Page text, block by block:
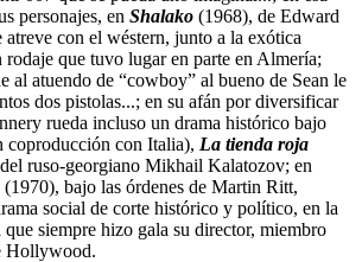
personajes, en Shalako (1968), de Edward
con el wéstern, junto a la exótica
que tuvo lugar en parte en Almería;
al atuendo de “cowboy” al bueno de Sean le
dos pistolas...; en su afán por diversificar
rueda incluso un drama histórico bajo
coproducción con Italia), La tienda roja
ruso-georgiano Mikhail Kalatozov; en
(1970), bajo las órdenes de Martin Ritt,
social de corte histórico y político, en la
que siempre hizo gala su director, miembro
Hollywood.